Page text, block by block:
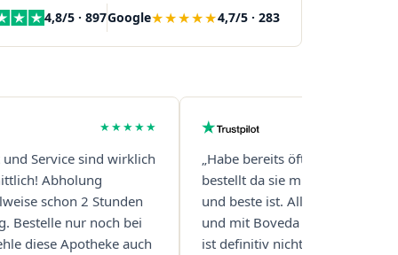
4,8/5 · 897Google★★★★★4,7/5 · 283
★★★★★
und Service sind wirklich
Abholung
schon 2 Stunden
Bestelle nur noch bei
diese Apotheke auch
„Habe bereits öfter über diese
bestellt da sie mit Abstand die
und beste ist. Alles ist perfekt
und mit Boveda Pads in jedem
ist definitiv nicht die Norm, bei